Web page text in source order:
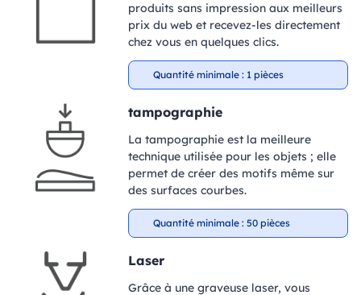
produits sans impression aux meilleurs
prix du web et recevez-les directement
chez vous en quelques clics.
Quantité minimale : 1 pièces
tampographie
La tampographie est la meilleure
technique utilisée pour les objets ; elle
permet de créer des motifs même sur
des surfaces courbes.
Quantité minimale : 50 pièces
Laser
Grâce à une graveuse laser, vous